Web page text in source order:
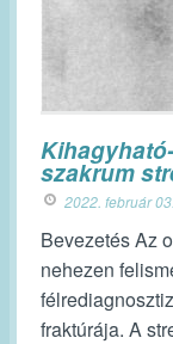
szakrum
2022. február
Bevezetés Az
nehezen
fraktúrája. A